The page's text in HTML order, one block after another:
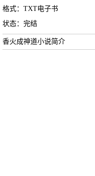
格式：TXT电子书
状态：完结
香火成神道小说简介